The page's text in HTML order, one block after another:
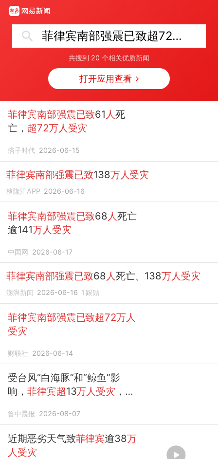
菲律宾南部强震已致超72万人受灾
共搜到 20 个相关优质新闻
打开应用查看
菲律宾南部强震已致61 人死
亡， 超72万人受灾
痞子时代 2026-06-15
菲律宾南部强震已致138万人受灾
格隆汇APP 2026-06-16
菲律宾南部强震已致68 人死亡
逾141万人受灾
中国网 2026-06-17
菲律宾南部强震已致68人死亡、138万人受灾
澎湃新闻 2026-06-16 1 跟贴
菲律宾南部强震已致超72万人
受灾
财联社 2026-06-14
受台风“白海豚”和“鲸鱼”影
响，菲律宾超13万人受灾 ，灾
鲁中晨报 2026-08-07
近期恶劣天气致菲律宾逾38万
人受灾